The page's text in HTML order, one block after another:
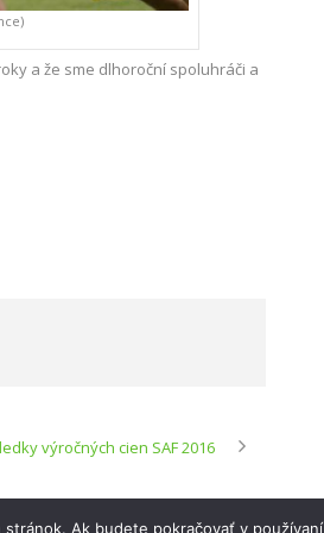
a že sme dlhoroční spoluhráči a
výročných cien SAF 2016
Ak budete pokračovať v